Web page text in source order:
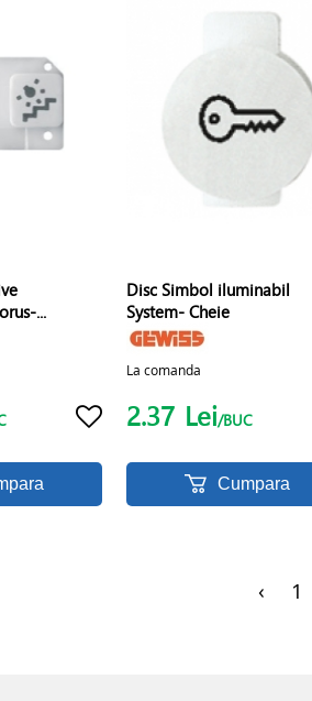
...
Disc Simbol iluminabil
System- Cheie
La comanda
2.37 Lei/BUC
Cumpara
‹ 1